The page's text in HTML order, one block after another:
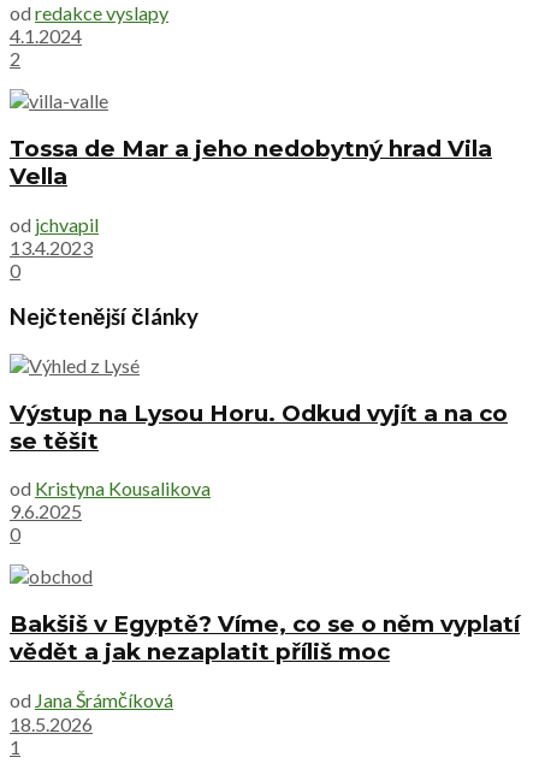
od redakce vyslapy
4.1.2024
2
Tossa de Mar a jeho nedobytný hrad Vila
Vella
od jchvapil
13.4.2023
0
Nejčtenější články
Výstup na Lysou Horu. Odkud vyjít a na co
se těšit
od Kristyna Kousalikova
9.6.2025
0
Bakšiš v Egyptě? Víme, co se o něm vyplatí
vědět a jak nezaplatit příliš moc
od Jana Šrámčíková
18.5.2026
1